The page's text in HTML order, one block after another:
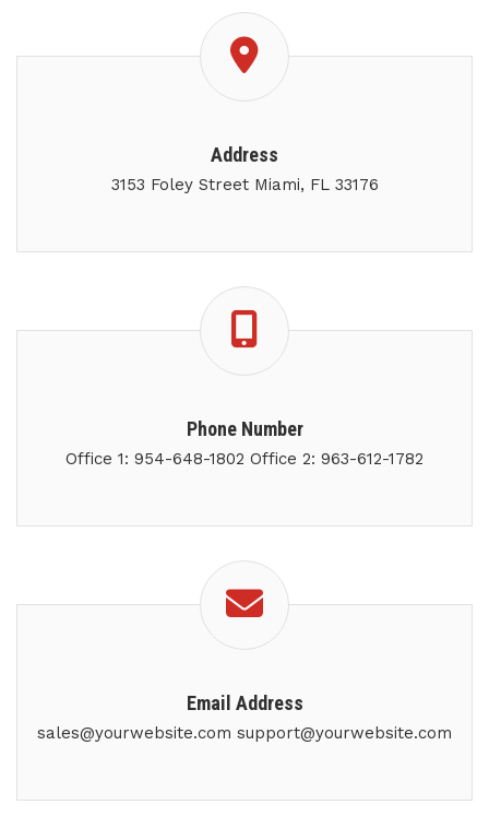
Address
3153 Foley Street Miami, FL 33176
Phone Number
Office 1: 954-648-1802 Office 2: 963-612-1782
Email Address
sales@yourwebsite.com support@yourwebsite.com